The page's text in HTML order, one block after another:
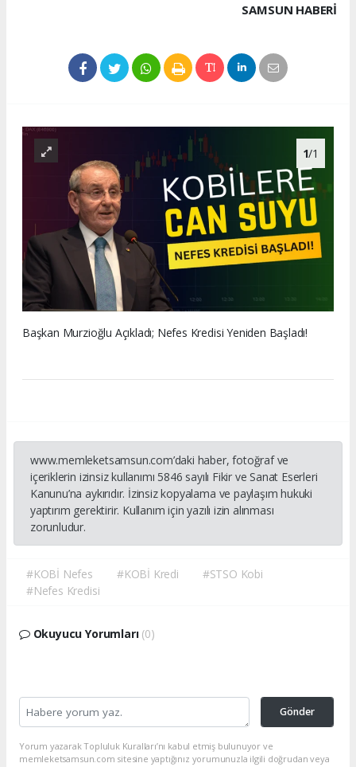
SAMSUN HABERİ
1/1
Başkan Murzioğlu Açıkladı; Nefes Kredisi Yeniden Başladı!
www.memleketsamsun.com’daki haber, fotoğraf ve
içeriklerin izinsiz kullanımı 5846 sayılı Fikir ve Sanat Eserleri
Kanunu’na aykırıdır. İzinsiz kopyalama ve paylaşım hukuki
yaptırım gerektirir. Kullanım için yazılı izin alınması
zorunludur.
#KOBİ Nefes #KOBİ Kredi
#STSO Kobi
#Nefes Kredisi
Okuyucu Yorumları (0)
Gönder
Yorum yazarak Topluluk Kuralları’nı kabul etmiş bulunuyor ve
memleketsamsun.com sitesine yaptığınız yorumunuzla ilgili doğrudan veya